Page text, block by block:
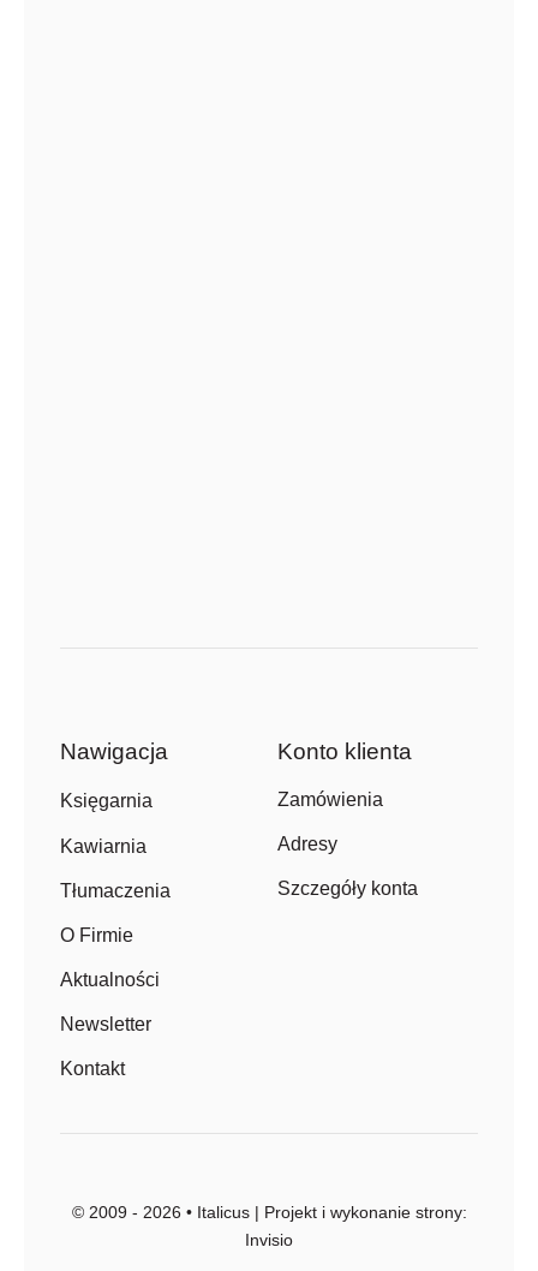
Nawigacja
Księgarnia
Kawiarnia
Tłumaczenia
O Firmie
Aktualności
Newsletter
Kontakt
Konto klienta
Zamówienia
Adresy
Szczegóły konta
© 2009 - 2026 • Italicus | Projekt i wykonanie strony:
Invisio